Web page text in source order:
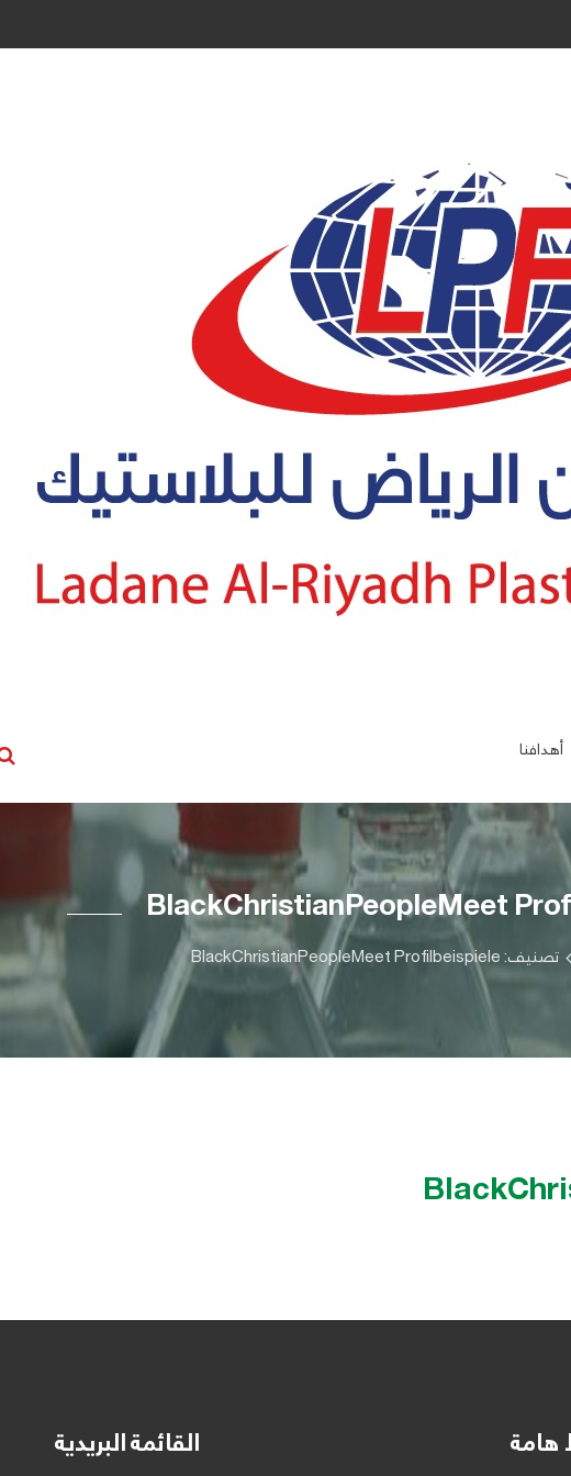
أهدافنا
BlackChristianPeopleMeet
تصنيف: BlackChristianPeopleMeet Profilbeispiele
هامة القائمة البريدية